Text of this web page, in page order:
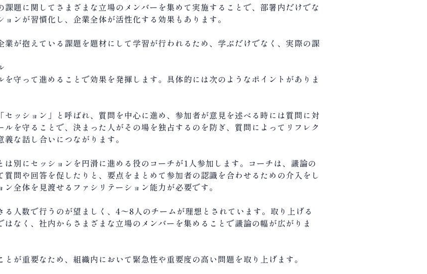
課題に関してさまざまな立場のメンバーを集めて実施することで、部署内だけでな
ンが習慣化し、企業全体が活性化する効果もあります。
業が抱えている課題を題材にして学習が行われるため、学ぶだけでなく、実際の課
守って進めることで効果を発揮します。具体的には次のようなポイントがありま
ッション」と呼ばれ、質問を中心に進め、参加者が意見を述べる時には質問に対
を守ることで、決まった人がその場を独占するのを防ぎ、質問によってリフレク
な話し合いにつながります。
別にセッションを円滑に進める役のコーチが1 人参加します。コーチは、議論の
問や回答を促したりと、要点をまとめて参加者の認識を合わせるための介入をし
全体を見渡せるファシリテーション能力が必要です。
人数で行うのが望ましく、 4〜8人のチームが理想とされています。取り上げる
なく、社内からさまざまな立場のメンバーを集めることで議論の幅が広がりま
が重要なため、組織内において緊急性や重要度の高い問題を取り上げます。